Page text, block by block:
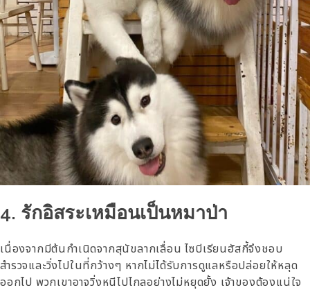
4. รักอิสระเหมือนเป็นหมาป่า
เนื่องจากมีต้นกำเนิดจากสุนัขลากเลื่อน ไซบีเรียนฮัสกี้จึงชอบ
สำรวจและวิ่งไปในที่กว้างๆ หากไม่ได้รับการดูแลหรือปล่อยให้หลุด
ออกไป พวกเขาอาจวิ่งหนีไปไกลอย่างไม่หยุดยั้ง เจ้าของต้องแน่ใจ